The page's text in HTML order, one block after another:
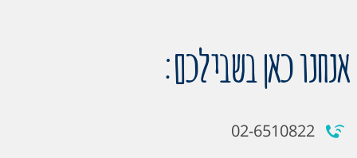
אנחנו כאן בשבילכם:
02-6510822